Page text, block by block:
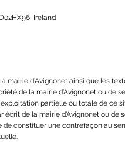
Ireland
mairie d’Avignonet ainsi que les
de la mairie d’Avignonet ou de
partielle ou totale de ce
écrit de la mairie d’Avignonet ou de
constituer une contrefaçon au